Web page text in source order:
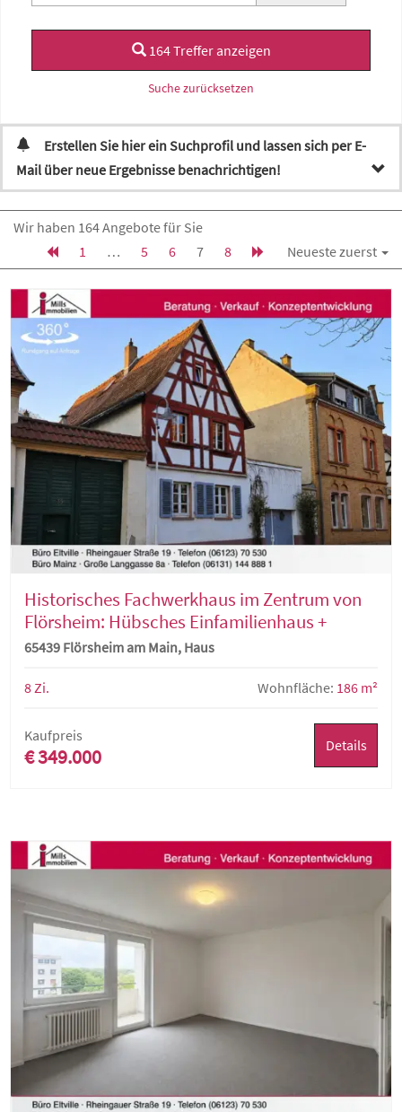
164 Treffer anzeigen
Suche zurücksetzen
Erstellen Sie hier ein Suchprofil und lassen sich per E-
Mail über neue Ergebnisse benachrichtigen!
Wir haben 164 Angebote für Sie
1
… 5 6 7 8 Neueste zuerst
Historisches Fachwerkhaus im Zentrum von
Flörsheim: Hübsches Einfamilienhaus +
weitere Wohnung im Nebengebäude
65439 Flörsheim am Main, Haus
8 Zi. Wohnfläche: 186 m²
Kaufpreis
€ 349.000 Details